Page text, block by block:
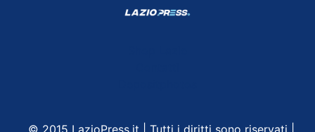
© 2015 LazioPress.it | Tutti i diritti sono riservati |